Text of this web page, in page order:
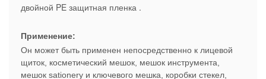
двойной PE защитная пленка .
Применение:
Он может быть применен непосредственно к лицевой
щиток, косметический мешок, мешок инструмента,
мешок sationery и ключевого мешка, коробки стекел,